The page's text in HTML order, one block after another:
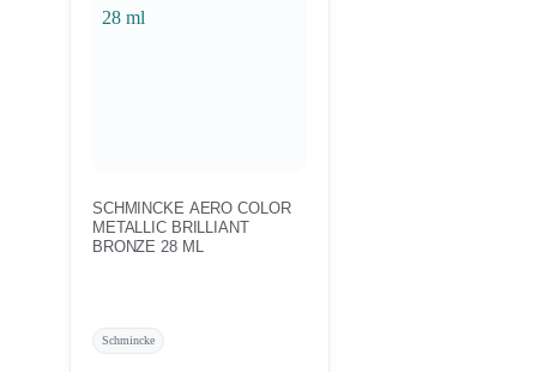
SCHMINCKE AERO COLOR
METALLIC BRILLIANT
BRONZE 28 ML
Schmincke